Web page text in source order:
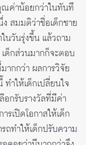
ณค่าน้อยกว่าในทันที
สมมติว่าชื่อเด็กชาย
นวันรุ่งขึ้น แล้วถาม
เด็กส่วนมากก็จะตอบ
ากกว่า ผลการวิจัย
ำให้เด็กเปลี่ยนใจ
อกรับรางวัลที่มีค่า
รเปิดโอกาสให้เด็ก
ถทำให้เด็กปรับความ